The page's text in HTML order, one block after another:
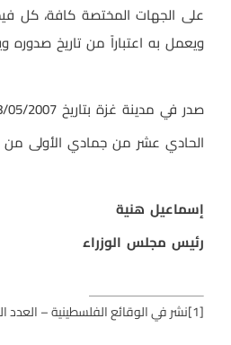
على الجهات المختصة كافة، كل
ويعمل به اعتباراً من تاريخ صدوره
صدر في مدينة غزة بتاريخ 28/05/2007م.
الحادي عشر من جمادي الأولى من عام
إسماعيل هنية
رئيس مجلس الوزراء
[1]نشر في الوقائع الفلسطينية – العدد